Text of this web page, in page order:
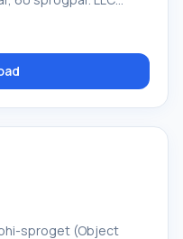
brugere og
giver oversættelse af
ordbøger,
sproget (Object